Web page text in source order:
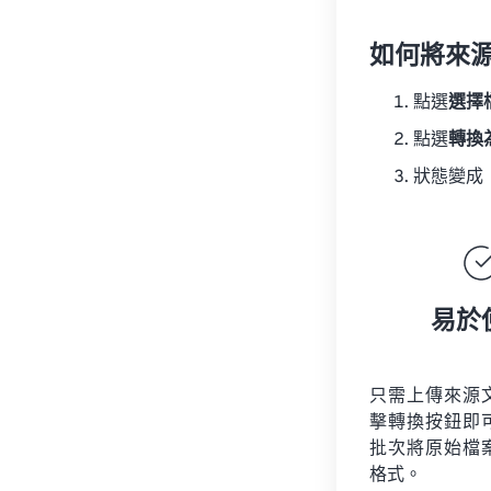
如何將來
點選選擇
點選轉換
狀態變成
易於
只需上傳來源
擊轉換按鈕即
批次將原始檔
格式。